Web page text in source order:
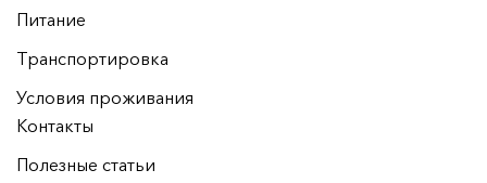
Питание
Транспортировка
Условия проживания
Контакты
Полезные статьи